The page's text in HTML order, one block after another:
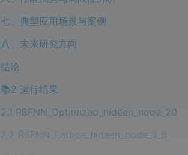
七、典型应用场景与案例
八、未来研究方向
结论
📚2 运行结果
2.1 RBFNN_Optimized_hideen_node_20
2.2 RBFNN_Lattice_hideen_node_3_6